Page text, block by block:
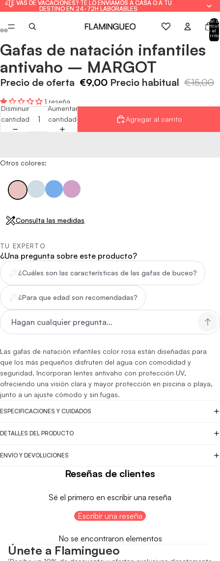
¿TE VAS DE VACACIONES? TE LO ENVIAMOS A CASA O A TU
DESTINO EN 24-72H LABORABLES
¿TE VAS DE VACACIONES? TE LO ENVIAMOS A CASA O A TU
DESTINO EN 24-72H LABORABLES
Total
en el
carrito:
Abrir
imagen
a
pantalla
Abrir
imagen
a
pantalla
Abrir
imagen
a
pantalla
Abrir
imagen
a
pantalla
Abrir
imagen
a
pantalla
Abrir
imagen
a
pantalla
Gafas de natación infantiles
antivaho – MARGOT
Precio de oferta €9,00 Precio habitual €15,00
1 reseña
Disminuir
cantidad
Aumentar
cantidad
Agregar al carrito
Otros colores:
Consulta las medidas
TU EXPERTO
¿Una pregunta sobre este producto?
¿Cuáles son las características de las gafas de buceo?
¿Para que edad son recomendadas?
Las gafas de natación infantiles color rosa están diseñadas para
que los más pequeños disfruten del agua con comodidad y
seguridad. Incorporan lentes antivaho con protección UV,
ofreciendo una visión clara y mayor protección en piscina o playa,
junto a un ajuste cómodo y sin fugas.
ESPECIFICACIONES Y CUIDADOS
DETALLES DEL PRODUCTO
ENVÍO Y DEVOLUCIONES
Reseñas de clientes
Sé el primero en escribir una reseña
Escribir una reseña
No se encontraron elementos
Únete a Flamingueo